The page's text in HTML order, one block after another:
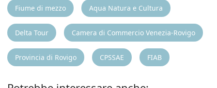
Fiume di mezzo Aqua Natura e Cultura
Delta Tour Camera di Commercio Venezia-Rovigo
Provincia di Rovigo CPSSAE FIAB